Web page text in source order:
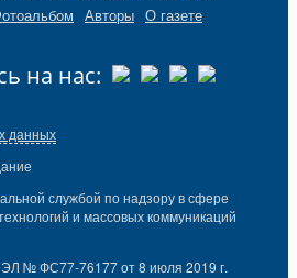
Авторы О газете
на нас:
данных
службой по надзору в сфере
и массовых коммуникаций
№ ФС77-76177 от 8 июля 2019 г.